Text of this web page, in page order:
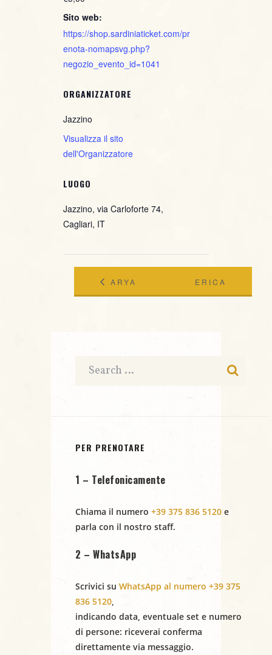
Sito web:
https://shop.sardiniaticket.com/pr
enota-nomapsvg.php?
negozio_evento_id=1041
LUOGO
Jazzino, via Carloforte 74,
Cagliari, IT
ORGANIZZATORE
Jazzino
Visualizza il sito
dell'Organizzatore
ARYA ERICA
PER PRENOTARE
1 – Telefonicamente
Chiama il numero +39 375 836 5120 e
parla con il nostro staff.
2 – WhatsApp
Scrivici su WhatsApp al numero +39 375
836 5120
indicando data eventuale set e numero
di persone: riceverai conferma
direttamente via messaggio.